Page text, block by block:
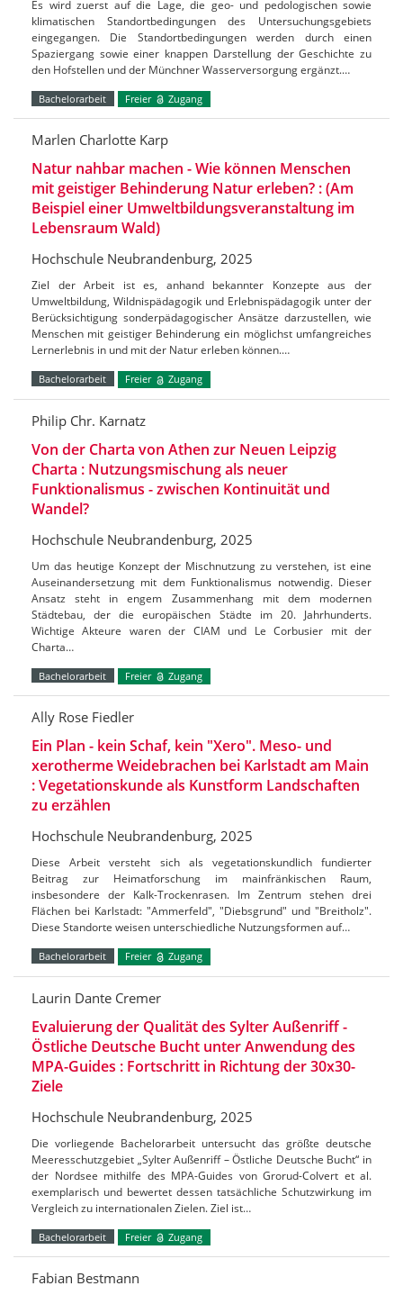
Es wird zuerst auf die Lage, die geo- und pedologischen sowie
klimatischen Standortbedingungen des Untersuchungsgebiets
eingegangen. Die Standortbedingungen werden durch einen
Spaziergang sowie einer knappen Darstellung der Geschichte zu
den Hofstellen und der Münchner Wasserversorgung ergänzt.…
Bachelorarbeit Freier Zugang
Marlen Charlotte Karp
Natur nahbar machen - Wie können Menschen
mit geistiger Behinderung Natur erleben? : (Am
Beispiel einer Umweltbildungsveranstaltung im
Lebensraum Wald)
Hochschule Neubrandenburg, 2025
Ziel der Arbeit ist es, anhand bekannter Konzepte aus der
Umweltbildung, Wildnispädagogik und Erlebnispädagogik unter der
Berücksichtigung sonderpädagogischer Ansätze darzustellen, wie
Menschen mit geistiger Behinderung ein möglichst umfangreiches
Lernerlebnis in und mit der Natur erleben können.…
Bachelorarbeit Freier Zugang
Philip Chr. Karnatz
Von der Charta von Athen zur Neuen Leipzig
Charta : Nutzungsmischung als neuer
Funktionalismus - zwischen Kontinuität und
Wandel?
Hochschule Neubrandenburg, 2025
Um das heutige Konzept der Mischnutzung zu verstehen, ist eine
Auseinandersetzung mit dem Funktionalismus notwendig. Dieser
Ansatz steht in engem Zusammenhang mit dem modernen
Städtebau, der die europäischen Städte im 20. Jahrhunderts.
Wichtige Akteure waren der CIAM und Le Corbusier mit der
Charta…
Bachelorarbeit Freier Zugang
Ally Rose Fiedler
Ein Plan - kein Schaf, kein "Xero". Meso- und
xerotherme Weidebrachen bei Karlstadt am Main
: Vegetationskunde als Kunstform Landschaften
zu erzählen
Hochschule Neubrandenburg, 2025
Diese Arbeit versteht sich als vegetationskundlich fundierter
Beitrag zur Heimatforschung im mainfränkischen Raum,
insbesondere der Kalk-Trockenrasen. Im Zentrum stehen drei
Flächen bei Karlstadt: "Ammerfeld", "Diebsgrund" und "Breitholz".
Diese Standorte weisen unterschiedliche Nutzungsformen auf…
Bachelorarbeit Freier Zugang
Laurin Dante Cremer
Evaluierung der Qualität des Sylter Außenriff -
Östliche Deutsche Bucht unter Anwendung des
MPA-Guides : Fortschritt in Richtung der 30x30-
Ziele
Hochschule Neubrandenburg, 2025
Die vorliegende Bachelorarbeit untersucht das größte deutsche
Meeresschutzgebiet „Sylter Außenriff – Östliche Deutsche Bucht“ in
der Nordsee mithilfe des MPA-Guides von Grorud-Colvert et al.
exemplarisch und bewertet dessen tatsächliche Schutzwirkung im
Vergleich zu internationalen Zielen. Ziel ist…
Bachelorarbeit Freier Zugang
Fabian Bestmann